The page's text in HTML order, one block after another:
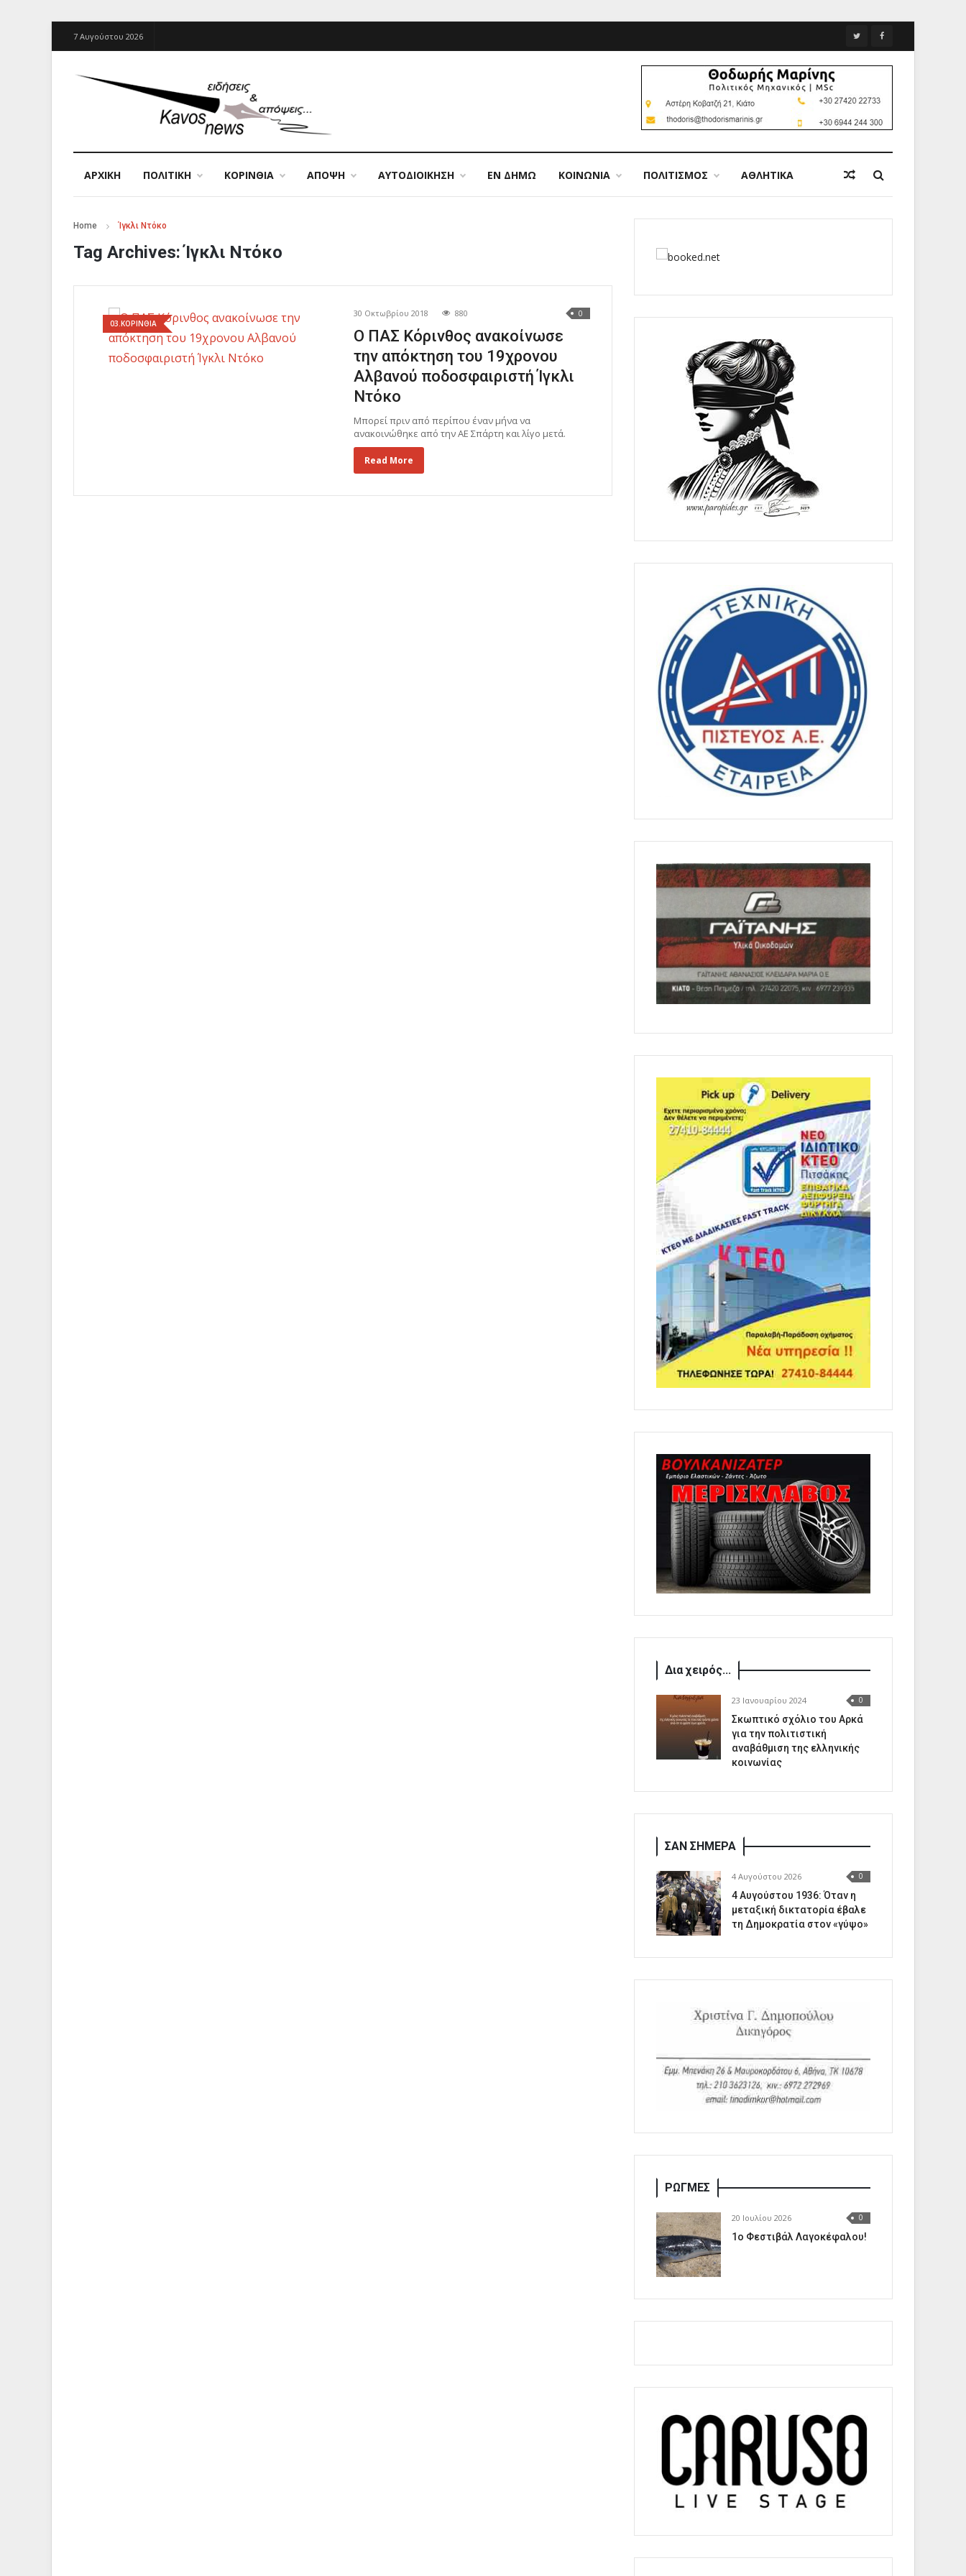
7 Αυγούστου 2026
ΑΡΧΙΚΉ ΠΟΛΙΤΙΚΗ ΚΟΡΙΝΘΙΑ ΑΠΟΨΗ ΑΥΤΟΔΙΟΙΚΗΣΗ ΕΝ ΔΗΜΩ ΚΟΙΝΩΝΙΑ ΠΟΛΙΤΙΣΜΟΣ ΑΘΛΗΤΙΚΑ
Home Ίγκλι Ντόκο
Tag Archives:Ίγκλι Ντόκο
03.ΚΟΡΙΝΘΙΑ
30 Οκτωβρίου 2018 880 0
Ο ΠΑΣ Κόρινθος ανακοίνωσε
την απόκτηση του 19χρονου
Αλβανού ποδοσφαιριστή Ίγκλι
Ντόκο
Μπορεί πριν από περίπου έναν μήνα να
ανακοινώθηκε από την ΑΕ Σπάρτη και λίγο μετά.
Read More
Δια χειρός...
23 Ιανουαρίου 2024 0
Σκωπτικό σχόλιο του Αρκά
για την πολιτιστική
αναβάθμιση της ελληνικής
κοινωνίας
ΣΑΝ ΣΗΜΕΡΑ
4 Αυγούστου 2026 0
4 Αυγούστου 1936: Όταν η
μεταξική δικτατορία έβαλε
τη Δημοκρατία στον «γύψο»
ΡΩΓΜΕΣ
20 Ιουλίου 2026 0
1o Φεστιβάλ Λαγοκέφαλου!